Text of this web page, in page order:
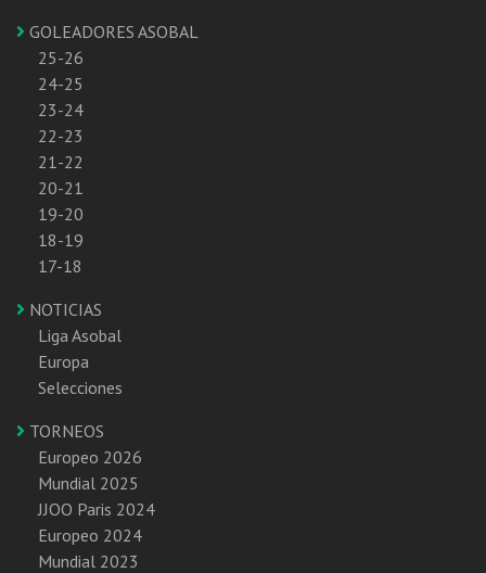
GOLEADORES ASOBAL
25-26
24-25
23-24
22-23
21-22
20-21
19-20
18-19
17-18
NOTICIAS
Liga Asobal
Europa
Selecciones
TORNEOS
Europeo 2026
Mundial 2025
JJOO Paris 2024
Europeo 2024
Mundial 2023